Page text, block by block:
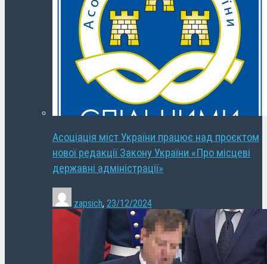
Асоціація міст України працює над проєктом
нової редакції Закону України «Про місцеві
державні адміністрації»
zapsich, 23/12/2024